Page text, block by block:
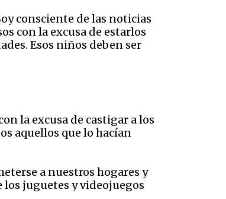
consciente de las noticias
con la excusa de estarlos
Esos niños deben ser
la excusa de castigar a los
aquellos que lo hacían
a nuestros hogares y
los juguetes y videojuegos